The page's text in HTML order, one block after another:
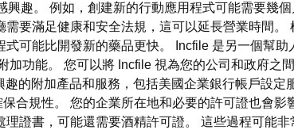
趣。 例如，創建新的行動應用程式可能需要幾
要滿足健康和安全法規，這可以延長營業時間。
可能比開發新的藥品更快。 Incfile 是另一個幫
功能。 您可以將 Incfile 視為您的公司和政府之
的附加產品和服務，包括美國企業銀行帳戶設定
合規性。 您的企業所在地和必要的許可證也會影
證書，可能還需要酒精許可證。 這些過程可能